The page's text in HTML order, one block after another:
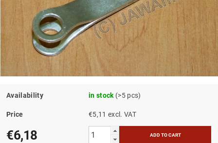
Availability in stock (>5 pcs)
Price €5,11 excl. VAT
€6,18